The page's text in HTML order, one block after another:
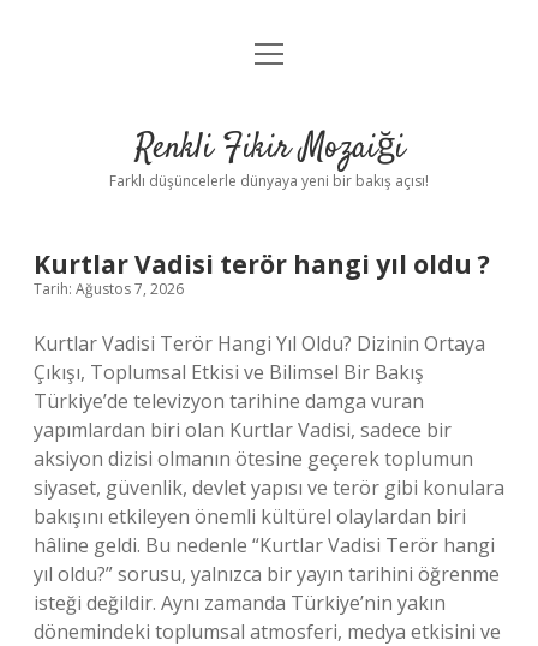
Anasayfa
Yasal Uyarı
menüyü
Renkli Fikir Mozaiği
Farklı düşüncelerle dünyaya yeni bir bakış açısı!
Renkli
Fikir
Mozaiği
Yazılar
Kurtlar Vadisi terör hangi yıl oldu ?
Tarih: Ağustos 7, 2026
Kurtlar Vadisi Terör Hangi Yıl Oldu? Dizinin Ortaya
Çıkışı, Toplumsal Etkisi ve Bilimsel Bir Bakış
Türkiye’de televizyon tarihine damga vuran
yapımlardan biri olan Kurtlar Vadisi, sadece bir
aksiyon dizisi olmanın ötesine geçerek toplumun
siyaset, güvenlik, devlet yapısı ve terör gibi konulara
bakışını etkileyen önemli kültürel olaylardan biri
hâline geldi. Bu nedenle “Kurtlar Vadisi Terör hangi
yıl oldu?” sorusu, yalnızca bir yayın tarihini öğrenme
isteği değildir. Aynı zamanda Türkiye’nin yakın
dönemindeki toplumsal atmosferi, medya etkisini ve